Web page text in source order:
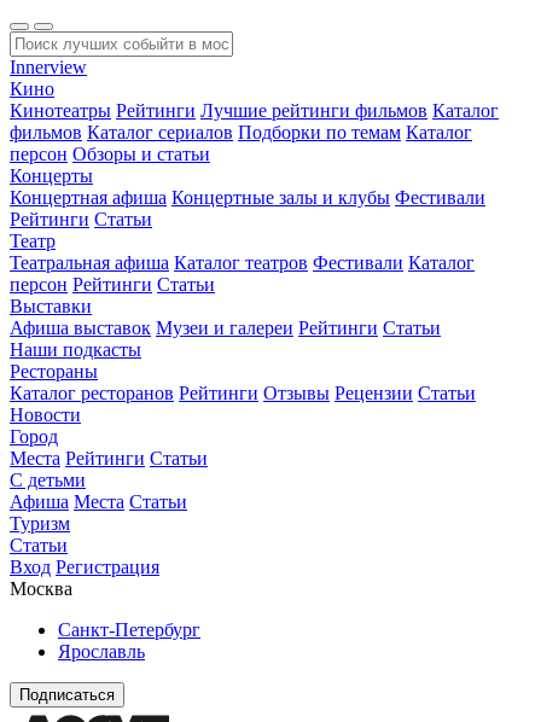
Innerview
Кино
Кинотеатры Рейтинги Лучшие рейтинги фильмов Каталог
фильмов Каталог сериалов Подборки по темам Каталог
персон Обзоры и статьи
Концерты
Концертная афиша Концертные залы и клубы Фестивали
Рейтинги Статьи
Театр
Театральная афиша Каталог театров Фестивали Каталог
персон Рейтинги Статьи
Выставки
Афиша выставок Музеи и галереи Рейтинги Статьи
Наши подкасты
Рестораны
Каталог ресторанов Рейтинги Отзывы Рецензии Статьи
Новости
Город
Места Рейтинги Статьи
С детьми
Афиша Места Статьи
Туризм
Статьи
Вход Регистрация
Москва
Санкт-Петербург
Ярославль
Подписаться